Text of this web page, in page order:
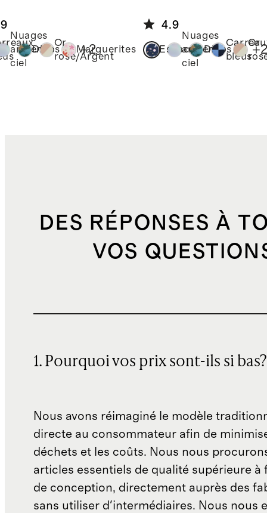
Nuages
arc-en-
ciel
Dinos
Or
rose/Argent
Marguerites
+2
4.9
Espace
Nuages
arc-en-
ciel
Dinos
bleus
Or
+
DES RÉPONSES À
VOS
1. Pourquoi vos prix sont-ils si bas?
Nous avons réimaginé le modèle
directe au consommateur afin de
déchets et les coûts. Nous nous
articles essentiels de qualité supérieure à
de conception, directement auprès des
sans utiliser d'intermédiaires. Nous nous